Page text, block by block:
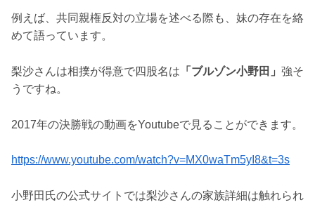
例えば、共同親権反対の立場を述べる際も、妹の存在を絡
めて語っています。
梨沙さんは相撲が得意で四股名は 「ブルゾン小野田」 強そ
うですね。
2017年の決勝戦の動画をYoutubeで見ることができます。
https://www.youtube.com/watch?v=MX0waTm5yI8&t=3s
小野田氏の公式サイトでは梨沙さんの家族詳細は触れられ